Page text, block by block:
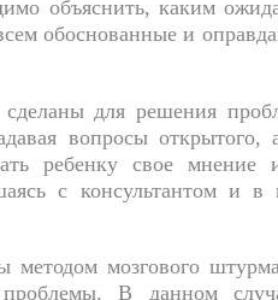
объяснить, каким
обоснованные и
для решения
вопросы открытого,
ребенку свое
с консультантом и
мозгового
В данном